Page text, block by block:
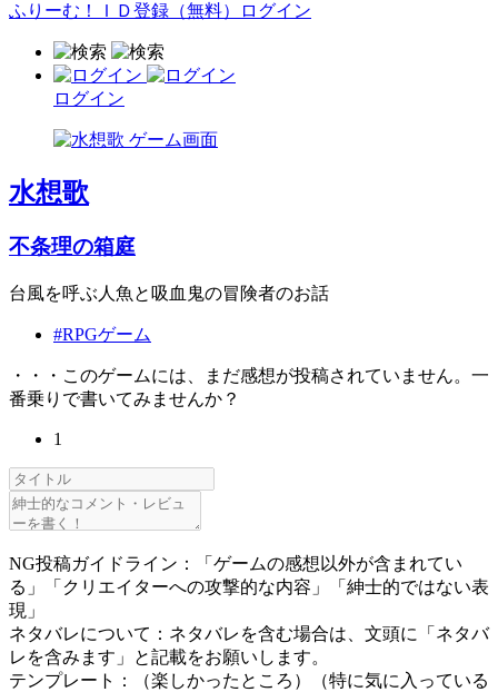
ふりーむ！ＩＤ登録（無料） ログイン
ログイン
水想歌
不条理の箱庭
台風を呼ぶ人魚と吸血鬼の冒険者のお話
#RPGゲーム
・・・このゲームには、まだ感想が投稿されていません。一
番乗りで書いてみませんか？
1
NG投稿ガイドライン：「ゲームの感想以外が含まれてい
る」「クリエイターへの攻撃的な内容」「紳士的ではない表
現」
ネタバレについて：ネタバレを含む場合は、文頭に「ネタバ
レを含みます」と記載をお願いします。
テンプレート：（楽しかったところ）（特に気に入っている